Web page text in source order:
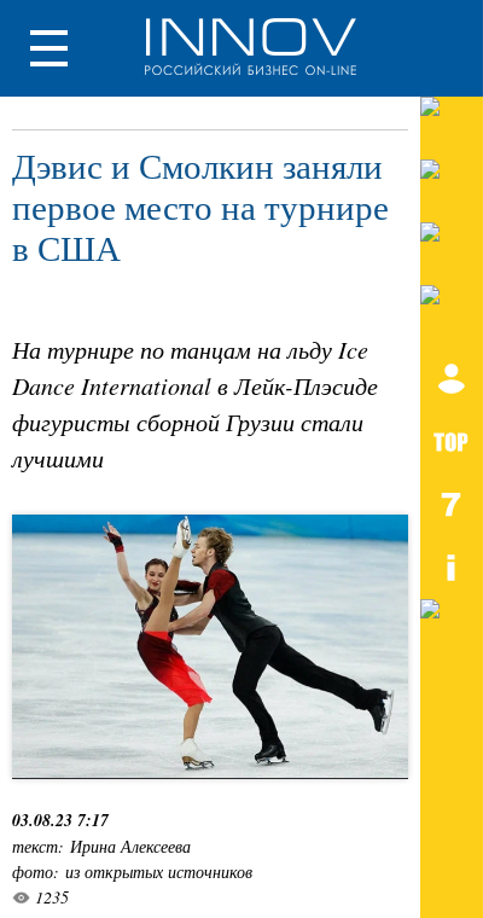
Дэвис и Смолкин заняли
первое место на турнире
в США
На турнире по танцам на льду Ice
Dance International в Лейк-Плэсиде
фигуристы сборной Грузии стали
лучшими
03.08.23 7:17
текст: Ирина Алексеева
фото: из открытых источников
1235